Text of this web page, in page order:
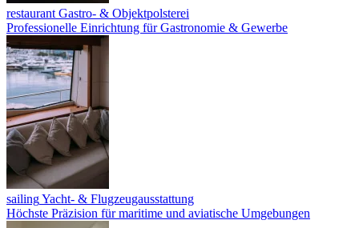
restaurant Gastro- & Objektpolsterei
Professionelle Einrichtung für Gastronomie & Gewerbe
sailingYacht- & Flugzeugausstattung
Höchste Präzision für maritime und aviatische Umgebungen